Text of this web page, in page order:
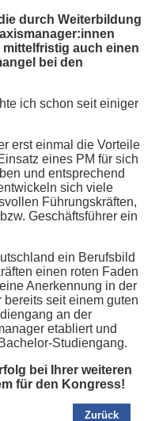
durch Weiterbildung
auch einen
bei den
ich schon seit einiger
erst einmal die Vorteile
eines PM für sich
und entsprechend
sich viele
Führungskräften,
Geschäftsführer ein
ein Berufsbild
einen roten Faden
Anerkennung in der
seit einem guten
an der
etabliert und
Studiengang.
bei Ihrer weiteren
für den Kongress!
Zurück